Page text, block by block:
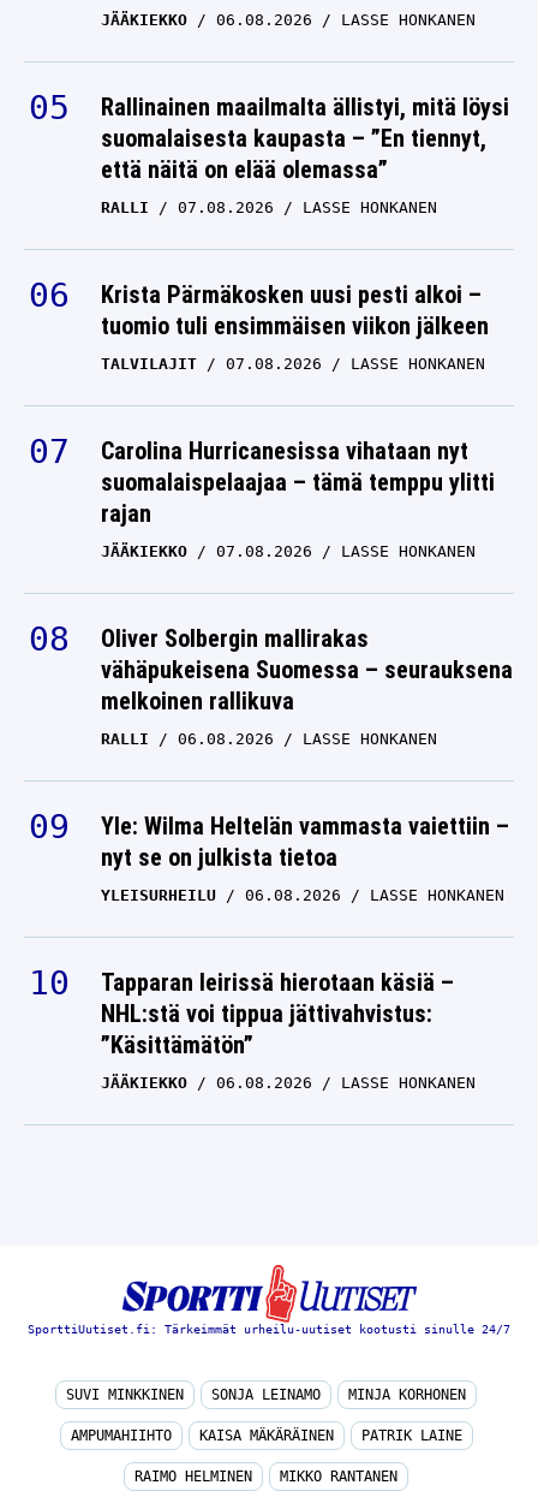
Montreal Canadiens
11.02.2025
LASSE HONKANEN
JÄÄKIEKKO 06.08.2026 LASSE HONKANEN
Rallinainen maailmalta ällistyi, mitä löysi
suomalaisesta kaupasta – ”En tiennyt,
että näitä on elää olemassa”
RALLI 07.08.2026 LASSE HONKANEN
Krista Pärmäkosken uusi pesti alkoi –
tuomio tuli ensimmäisen viikon jälkeen
TALVILAJIT 07.08.2026 LASSE HONKANEN
Carolina Hurricanesissa vihataan nyt
suomalaispelaajaa – tämä temppu ylitti
rajan
JÄÄKIEKKO 07.08.2026 LASSE HONKANEN
Oliver Solbergin mallirakas
vähäpukeisena Suomessa – seurauksena
melkoinen rallikuva
RALLI 06.08.2026 LASSE HONKANEN
Yle: Wilma Heltelän vammasta vaiettiin –
nyt se on julkista tietoa
YLEISURHEILU 06.08.2026 LASSE HONKANEN
Tapparan leirissä hierotaan käsiä –
NHL:stä voi tippua jättivahvistus:
”Käsittämätön”
JÄÄKIEKKO 06.08.2026 LASSE HONKANEN
SporttiUutiset.fi: Tärkeimmät urheilu-uutiset kootusti sinulle 24/7
SUVI MINKKINEN SONJA LEINAMO MINJA KORHONEN
AMPUMAHIIHTO KAISA MÄKÄRÄINEN PATRIK LAINE
RAIMO HELMINEN MIKKO RANTANEN